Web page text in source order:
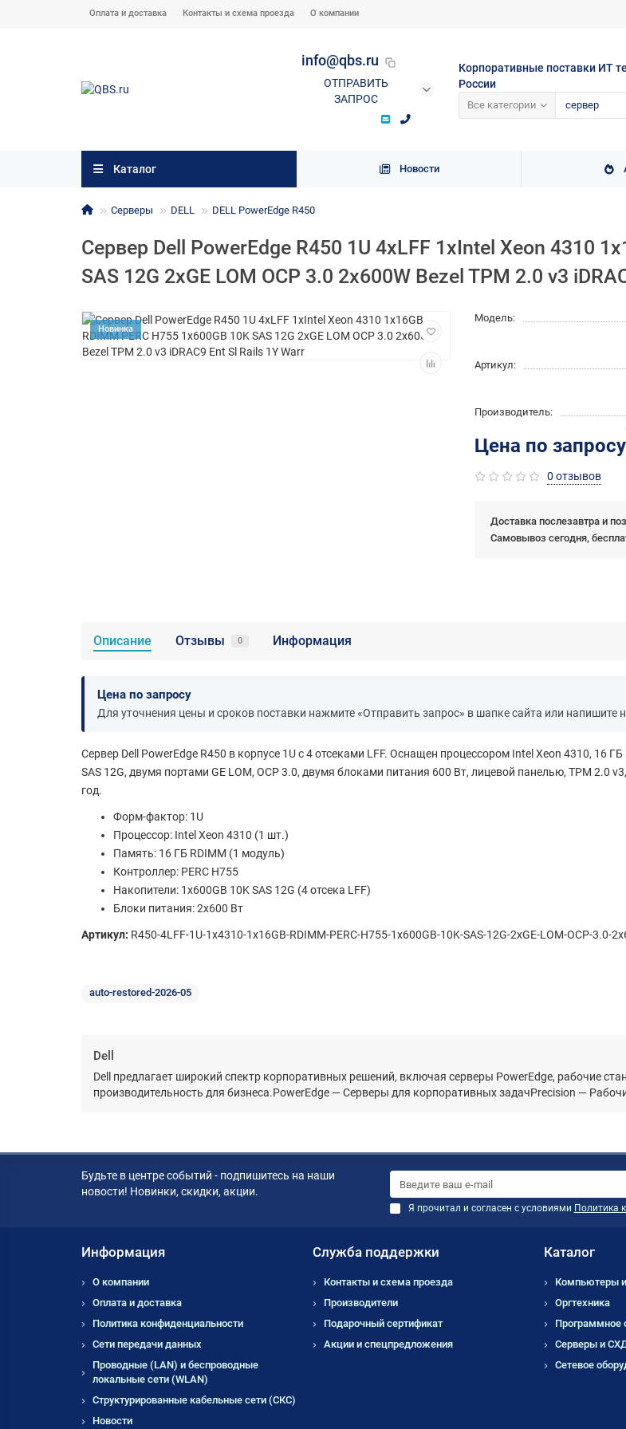
Оплата и доставка Контакты и схема проезда О компании
Корпоративные поставки ИТ
России
Все категории
info@qbs.ru
ОТПРАВИТЬ
ЗАПРОС
Каталог Новости
Серверы DELL DELL PowerEdge R450
Сервер Dell PowerEdge R450 1U 4xLFF 1xIntel Xeon 4310
SAS 12G 2xGE LOM OCP 3.0 2x600W Bezel TPM 2.0 v3
Новинка
Модель:
Артикул:
Производитель:
Цена по запросу
0 отзывов
Доставка послезавтра и
Самовывоз сегодня,
Описание Отзывы 0 Информация
Цена по запросу
Для уточнения цены и сроков поставки нажмите «Отправить запрос» в шапке сайта или напишите
Сервер Dell PowerEdge R450 в корпусе 1U с 4 отсеками LFF. Оснащен процессором Intel Xeon 4310, 16
SAS 12G, двумя портами GE LOM, OCP 3.0, двумя блоками питания 600 Вт, лицевой панелью, TPM 2.0
год.
Форм-фактор: 1U
Процессор: Intel Xeon 4310 (1 шт.)
Память: 16 ГБ RDIMM (1 модуль)
Контроллер: PERC H755
Накопители: 1x600GB 10K SAS 12G (4 отсека LFF)
Блоки питания: 2x600 Вт
Артикул: R450-4LFF-1U-1x4310-1x16GB-RDIMM-PERC-H755-1x600GB-10K-SAS-12G-2xGE-LOM-OCP-3.0-
auto-restored-2026-05
Dell
Dell предлагает широкий спектр корпоративных решений, включая серверы PowerEdge, рабочие
производительность для бизнеса.PowerEdge — Серверы для корпоративных задачPrecision —
Будьте в центре событий - подпишитесь на наши
новости! Новинки, скидки, акции.
Я прочитал и согласен с условиями Политика
Информация
О компании
Оплата и доставка
Политика конфиденциальности
Сети передачи данных
Проводные (LAN) и беспроводные
локальные сети (WLAN)
Структурированные кабельные сети (СКС)
Новости
Служба поддержки
Контакты и схема проезда
Производители
Подарочный сертификат
Акции и спецпредложения
Каталог
Компьютеры и
Оргтехника
Программное
Серверы и
Сетевое